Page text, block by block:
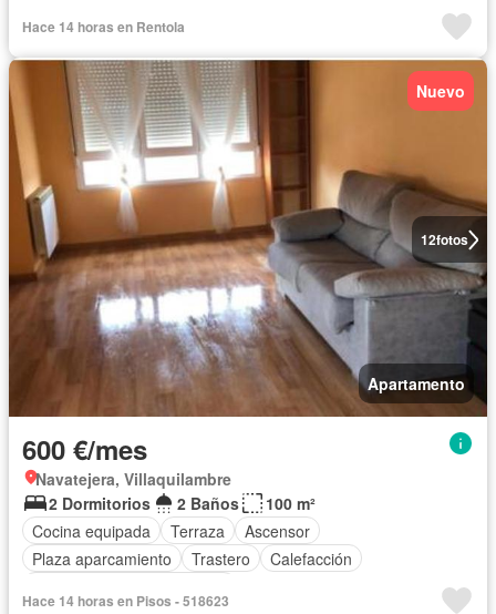
Hace 14 horas en Rentola
12fotos
Nuevo
Apartamento
600 €/mes
Navatejera, Villaquilambre
2 Dormitorios
2 Baños
100 m²
Cocina equipada
Terraza
Ascensor
Plaza aparcamiento
Trastero
Calefacción
Hace 14 horas en Pisos - 518623